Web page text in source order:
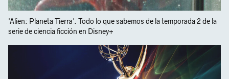
'Alien: Planeta Tierra'. Todo lo que sabemos de la temporada 2 de la
serie de ciencia ficción en Disney+